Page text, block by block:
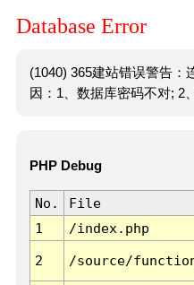
Database Error
(1040) 365建站错误警告：
因：1、数据库密码不对; 2
PHP Debug
No. File
1
/index.php
2 /source/